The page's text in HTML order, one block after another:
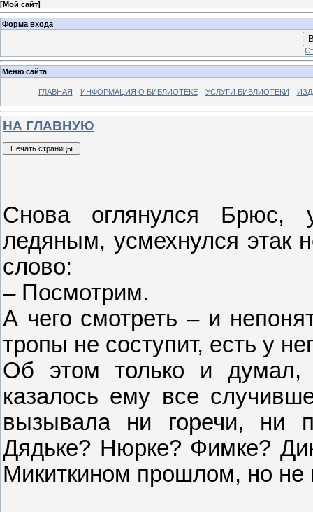
[Мой сайт]
Форма входа
Меню сайта
ГЛАВНАЯ ИНФОРМАЦИЯ О БИБЛИОТЕКЕ УСЛУГИ БИБЛИОТЕКИ
НА ГЛАВНУЮ
Снова оглянулся Брюс,
ледяным, усмехнулся этак
слово:
– Посмотрим.
А чего смотреть – и
тропы не соступит, есть у
Об этом только и
казалось ему все
вызывала ни горечи, ни
Дядьке? Нюрке? Фимке?
Микиткином прошлом, но